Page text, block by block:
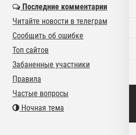
Последние комментарии
Читайте новости в телеграм
Сообщить об ошибке
Топ сайтов
Забаненные участники
Правила
Частые вопросы
Ночная тема